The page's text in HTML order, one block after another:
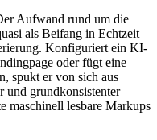
Aufwand rund um die
als Beifang in Echtzeit
Konfiguriert ein KI-
oder fügt eine
spukt er von sich aus
und grundkonsistenter
maschinell lesbare Markups